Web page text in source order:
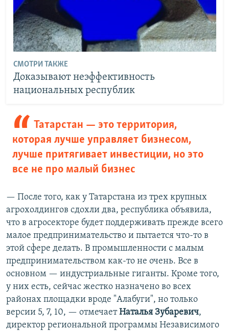
СМОТРИ ТАКЖЕ
Доказывают неэффективность
национальных республик
Татарстан — это территория,
которая лучше управляет бизнесом,
лучше притягивает инвестиции, но это
все не про малый бизнес
— После того, как у Татарстана из трех крупных
агрохолдингов сдохли два, республика объявила,
что в агросекторе будет поддерживать прежде всего
малое предпринимательство и пытается что-то в
этой сфере делать. В промышленности с малым
предпринимательством как-то не очень. Все в
основном — индустриальные гиганты. Кроме того,
у них есть, сейчас жестко назначено во всех
районах площадки вроде "Алабуги", но только
версии 5, 7, 10, — отмечаетНаталья Зубаревич,
директор региональной программы Независимого